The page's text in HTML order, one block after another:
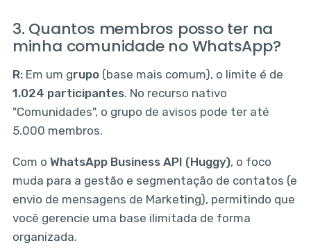
3. Quantos membros posso ter na
minha comunidade no WhatsApp?
R:Em um grupo(base mais comum), o limite é de
1.024 participantes. No recurso nativo
"Comunidades", o grupo de avisos pode ter até
5.000 membros.
Com o WhatsApp Business API (Huggy), o foco
muda para a gestão e segmentação de contatos (e
envio de mensagens de Marketing), permitindo que
você gerencie uma base ilimitada de forma
organizada.